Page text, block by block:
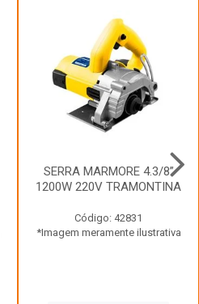
SERRA MARMORE 4.3/8”
1200W 220V TRAMONTINA
Código: 42831
*Imagem meramente ilustrativa